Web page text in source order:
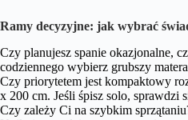
Ramy decyzyjne: jak wybrać
Czy planujesz spanie okazjonalne,
codziennego wybierz grubszy
Czy priorytetem jest kompaktowy
x 200 cm. Jeśli śpisz solo, sprawdzi
Czy zależy Ci na szybkim